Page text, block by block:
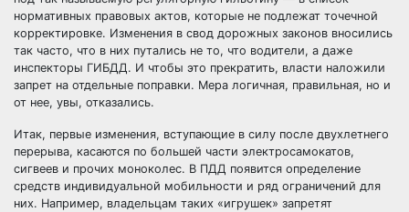
нормативных правовых актов, которые не подлежат точечной
корректировке. Изменения в свод дорожных законов вносились
так часто, что в них путались не то, что водители, а даже
инспекторы ГИБДД. И чтобы это прекратить, власти наложили
запрет на отдельные поправки. Мера логичная, правильная, но и
от нее, увы, отказались.
Итак, первые изменения, вступающие в силу после двухлетнего
перерыва, касаются по большей части электросамокатов,
сигвеев и прочих моноколес. В ПДД появится определение
средств индивидуальной мобильности и ряд ограничений для
них. Например, владельцам таких «игрушек» запретят